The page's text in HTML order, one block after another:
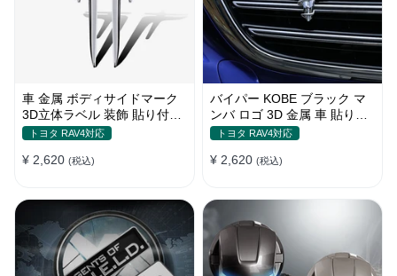
車 金属 ボディサイドマーク
3D立体ラベル 装飾 貼り付け
ステッカー
トヨタ RAV4対応
¥ 2,620 (税込)
バイパー KOBE ブラック マ
ンバ ロゴ 3D 金属 車 貼り付
け 装飾 ステッカー
トヨタ RAV4対応
¥ 2,620 (税込)